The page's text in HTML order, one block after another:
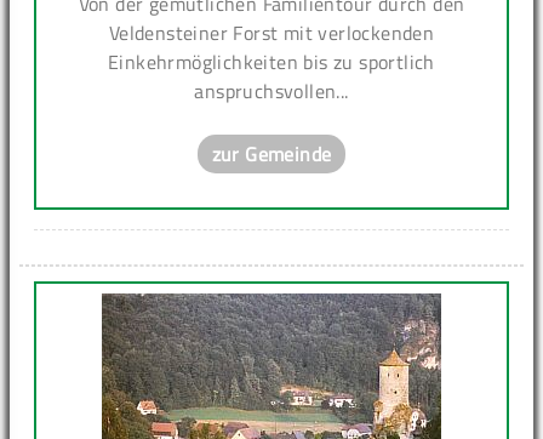
Veldensteiner Forst mit verlockenden
Einkehrmöglichkeiten bis zu sportlich
anspruchsvollen...
zur Gemeinde